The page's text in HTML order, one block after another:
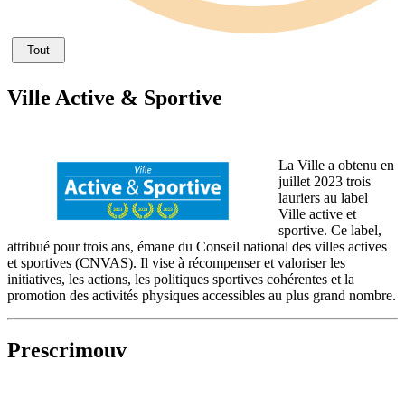
Tout
Ville Active & Sportive
La Ville a obtenu en
juillet 2023 trois
lauriers au label
Ville active et
sportive. Ce label,
attribué pour trois ans, émane du Conseil national des villes actives
et sportives (CNVAS). Il vise à récompenser et valoriser les
initiatives, les actions, les politiques sportives cohérentes et la
promotion des activités physiques accessibles au plus grand nombre.
Prescrimouv